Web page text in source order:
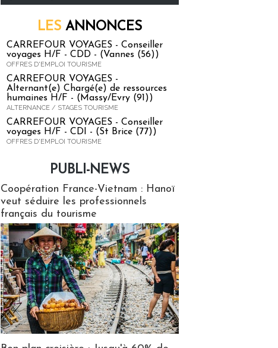
LES ANNONCES
CARREFOUR VOYAGES - Conseiller
voyages H/F - CDD - (Vannes (56))
OFFRES D'EMPLOI TOURISME
CARREFOUR VOYAGES -
Alternant(e) Chargé(e) de ressources
humaines H/F - (Massy/Evry (91))
ALTERNANCE / STAGES TOURISME
CARREFOUR VOYAGES - Conseiller
voyages H/F - CDI - (St Brice (77))
OFFRES D'EMPLOI TOURISME
PUBLI-NEWS
Coopération France-Vietnam : Hanoï
veut séduire les professionnels
français du tourisme